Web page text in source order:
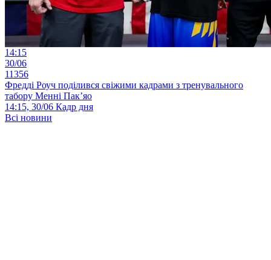
14:15
30/06
11356
Фредді Роуч поділився свіжими кадрами з тренувального
табору Менні Пак’яо
14:15, 30/06 Кадр дня
Всі новини